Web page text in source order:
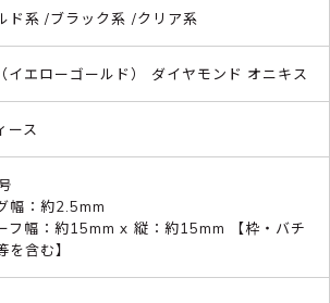
ド系 /ブラック系 /クリア系
イエローゴールド） ダイヤモンド オニキス
ース
幅：約2.5mm
フ幅：約15mm x 縦：約15mm 【枠・バチ
を含む】